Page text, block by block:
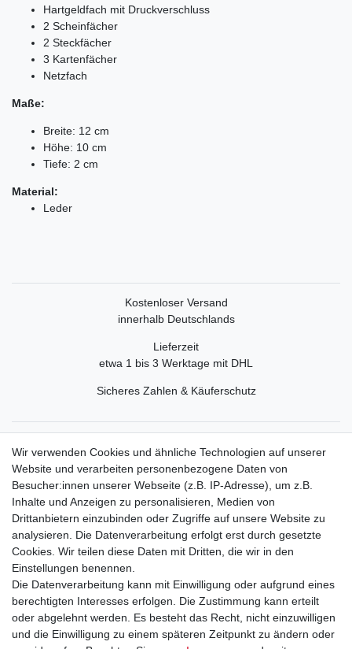
Hartgeldfach mit Druckverschluss
2 Scheinfächer
2 Steckfächer
3 Kartenfächer
Netzfach
Maße:
Breite: 12 cm
Höhe: 10 cm
Tiefe: 2 cm
Material:
Leder
Kostenloser Versand
innerhalb Deutschlands
Lieferzeit
etwa 1 bis 3 Werktage mit DHL
Sicheres Zahlen & Käuferschutz
Rechtliche Informationen
Widerrufsrecht
Widerrufsformular
Datenschutzerklärung
AGB
Impressum
Vertrag widerrufen Kontakt
Wir verwenden Cookies und ähnliche Technologien auf unserer
Website und verarbeiten personenbezogene Daten von
Besucher:innen unserer Webseite (z.B. IP-Adresse), um z.B.
Inhalte und Anzeigen zu personalisieren, Medien von
Drittanbietern einzubinden oder Zugriffe auf unsere Website zu
analysieren. Die Datenverarbeitung erfolgt erst durch gesetzte
Cookies. Wir teilen diese Daten mit Dritten, die wir in den
Einstellungen benennen.
Die Datenverarbeitung kann mit Einwilligung oder aufgrund eines
berechtigten Interesses erfolgen. Die Zustimmung kann erteilt
oder abgelehnt werden. Es besteht das Recht, nicht einzuwilligen
und die Einwilligung zu einem späteren Zeitpunkt zu ändern oder